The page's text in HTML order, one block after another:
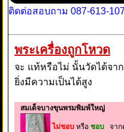
ติดต่อสอบถาม 087-613-
พระเครื่องถูกโหวด
จะ แท้หรือไม่ นั้นวัดได้จา
ยิ่งมีความเป็นได้สูง
สมเด็จบางขุนพรมพิมพ์ใหญ่
ไม่ชอบ หรือ ชอบ จาก